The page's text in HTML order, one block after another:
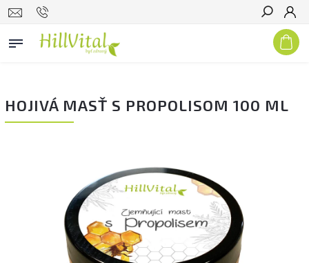
Hľadať
HOJIVÁ MASŤ S PROPOLISOM 100 ML